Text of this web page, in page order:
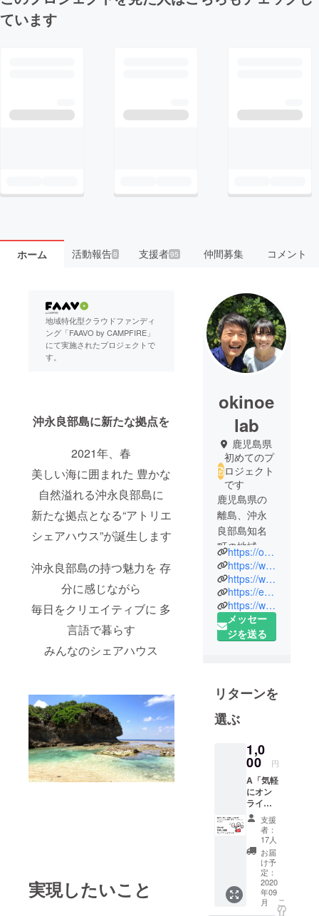
ています
ホーム 活動報告8 支援者95 仲間募集 コメント
地域特化型クラウドファンディ
ング「FAAVO by CAMPFIRE」
にて実施されたプロジェクトで
す。
沖永良部島に新たな拠点を
2021年、春
美しい海に囲まれた 豊かな
自然溢れる沖永良部島に
新たな拠点となる“アトリエ
シェアハウス”が誕生します
沖永良部島の持つ魅力を 存
分に感じながら
毎日をクリエイティブに 多
言語で暮らす
みんなのシェアハウス
実現したいこと
okinoe
lab
鹿児島県
初めてのプ
ロジェクト
です
鹿児島県の
離島、沖永
良部島知名
町の地域お
こし協力
隊。東京の
教育系NPO
の元職員と
フィンラン
ドで先生を
が、地域、
学校、行政
と連携しな
島という
フィールド
をいかした
新しい学び
のカタチと
場づくりに
とりくんで
います。
https://okino-e-lab.localinfo.jp/
https://www.facebook.com/yukimi.kama
https://www.instagram.com/okino.e.lab/
https://educationxfinland.hatenablog.com/
https://www.instagram.com/kimi.e.lab/
メッセー
ジを送る
リターンを
選ぶ
1,0
00 円
A「気軽
にオン
ライン
相談」
▶地域
おこし
協力隊
として
東京か
ら沖永
良部に
母子移
支援
者：
17人
お届
け予
定：
2020
年09
月
こ
の